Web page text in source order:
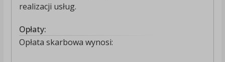
realizacji usług.
Opłaty:
Opłata skarbowa wynosi: